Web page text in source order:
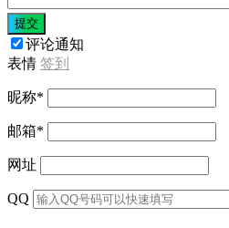
提交
评论通知
表情 签到
昵称*
邮箱*
网址
QQ